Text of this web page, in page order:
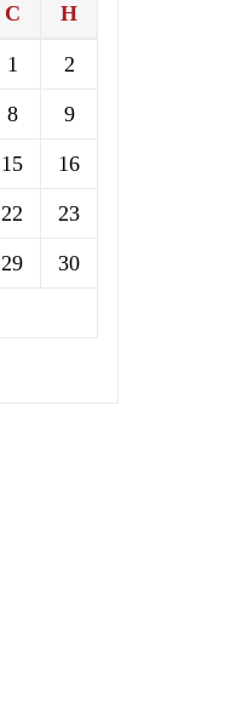
С Н
1 2
8 9
15 16
22 23
29 30